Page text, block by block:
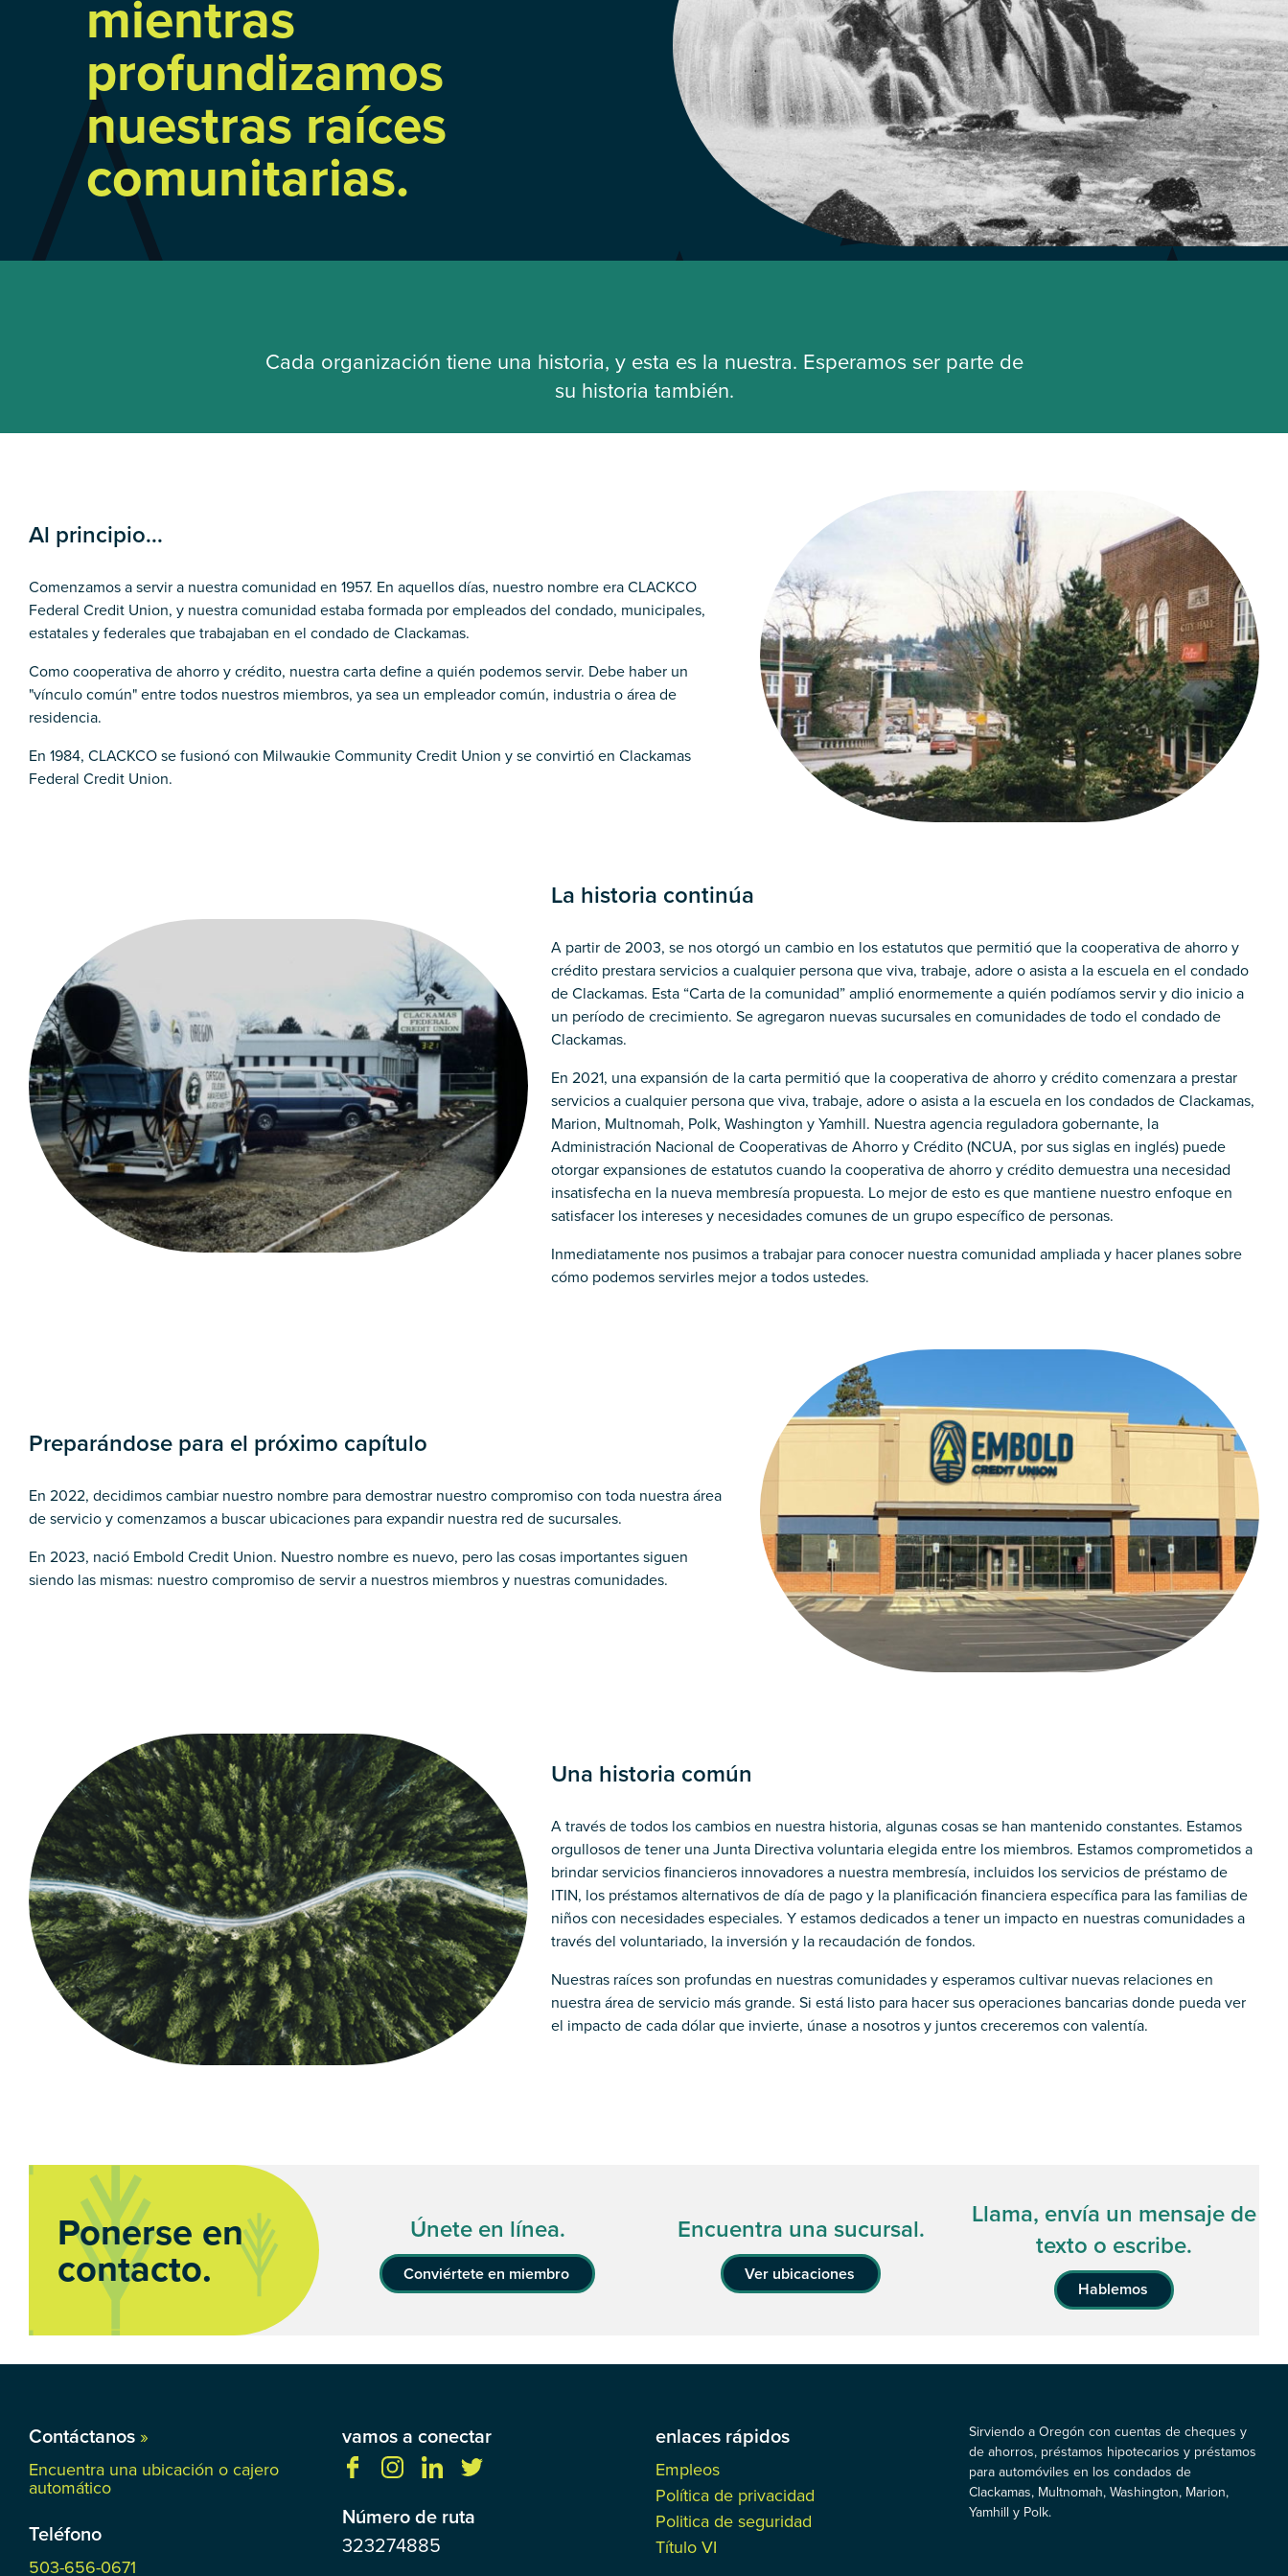
mientras
profundizamos
nuestras raíces
comunitarias.
Cada organización tiene una historia, y esta es la nuestra. Esperamos ser parte de
su historia también.
Al principio...
Comenzamos a servir a nuestra comunidad en 1957. En aquellos días, nuestro nombre era CLACKCO
Federal Credit Union, y nuestra comunidad estaba formada por empleados del condado, municipales,
estatales y federales que trabajaban en el condado de Clackamas.
Como cooperativa de ahorro y crédito, nuestra carta define a quién podemos servir. Debe haber un
"vínculo común" entre todos nuestros miembros, ya sea un empleador común, industria o área de
residencia.
En 1984, CLACKCO se fusionó con Milwaukie Community Credit Union y se convirtió en Clackamas
Federal Credit Union.
La historia continúa
A partir de 2003, se nos otorgó un cambio en los estatutos que permitió que la cooperativa de ahorro y
crédito prestara servicios a cualquier persona que viva, trabaje, adore o asista a la escuela en el condado
de Clackamas. Esta “Carta de la comunidad” amplió enormemente a quién podíamos servir y dio inicio a
un período de crecimiento. Se agregaron nuevas sucursales en comunidades de todo el condado de
Clackamas.
En 2021, una expansión de la carta permitió que la cooperativa de ahorro y crédito comenzara a prestar
servicios a cualquier persona que viva, trabaje, adore o asista a la escuela en los condados de Clackamas,
Marion, Multnomah, Polk, Washington y Yamhill. Nuestra agencia reguladora gobernante, la
Administración Nacional de Cooperativas de Ahorro y Crédito (NCUA, por sus siglas en inglés) puede
otorgar expansiones de estatutos cuando la cooperativa de ahorro y crédito demuestra una necesidad
insatisfecha en la nueva membresía propuesta. Lo mejor de esto es que mantiene nuestro enfoque en
satisfacer los intereses y necesidades comunes de un grupo específico de personas.
Inmediatamente nos pusimos a trabajar para conocer nuestra comunidad ampliada y hacer planes sobre
cómo podemos servirles mejor a todos ustedes.
Preparándose para el próximo capítulo
En 2022, decidimos cambiar nuestro nombre para demostrar nuestro compromiso con toda nuestra área
de servicio y comenzamos a buscar ubicaciones para expandir nuestra red de sucursales.
En 2023, nació Embold Credit Union. Nuestro nombre es nuevo, pero las cosas importantes siguen
siendo las mismas: nuestro compromiso de servir a nuestros miembros y nuestras comunidades.
Una historia común
A través de todos los cambios en nuestra historia, algunas cosas se han mantenido constantes. Estamos
orgullosos de tener una Junta Directiva voluntaria elegida entre los miembros. Estamos comprometidos a
brindar servicios financieros innovadores a nuestra membresía, incluidos los servicios de préstamo de
ITIN, los préstamos alternativos de día de pago y la planificación financiera específica para las familias de
niños con necesidades especiales. Y estamos dedicados a tener un impacto en nuestras comunidades a
través del voluntariado, la inversión y la recaudación de fondos.
Nuestras raíces son profundas en nuestras comunidades y esperamos cultivar nuevas relaciones en
nuestra área de servicio más grande. Si está listo para hacer sus operaciones bancarias donde pueda ver
el impacto de cada dólar que invierte, únase a nosotros y juntos creceremos con valentía.
Ponerse en
contacto.
Únete en línea.
Conviértete en miembro
Encuentra una sucursal.
Ver ubicaciones
Llama, envía un mensaje de
texto o escribe.
Hablemos
Contáctanos »
Encuentra una ubicación o cajero
automático
Teléfono
503-656-0671
vamos a conectar
Número de ruta
323274885
enlaces rápidos
Empleos
Política de privacidad
Politica de seguridad
Título VI
Sirviendo a Oregón con cuentas de cheques y
de ahorros, préstamos hipotecarios y préstamos
para automóviles en los condados de
Clackamas, Multnomah, Washington, Marion,
Yamhill y Polk.